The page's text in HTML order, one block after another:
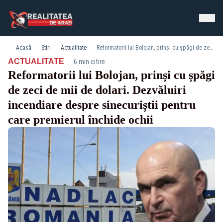
Acasă Știri Actualitate Reformatorii lui Bolojan, prinși cu șpăgi de zeci de mii de dolari. Dezvăluiri incendiare despre sinecuriștii pentru care premierul închide ochii
ACTUALITATE· 6 min citire
Reformatorii lui Bolojan, prinși cu șpăgi
de zeci de mii de dolari. Dezvăluiri
incendiare despre sinecuriștii pentru
care premierul închide ochii